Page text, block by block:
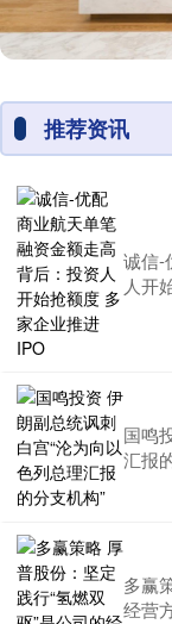
推荐资讯
诚信-
人开
国鸣
汇报
多赢
经营